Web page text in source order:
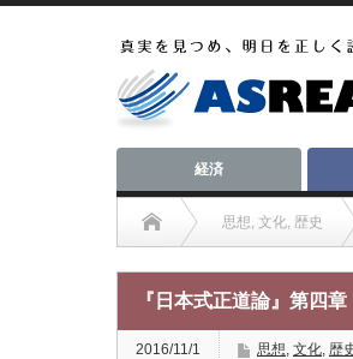
経済
思想, 文化, 歴史
『日本式正道論』第四
2016/11/1 思想, 文化, 歴